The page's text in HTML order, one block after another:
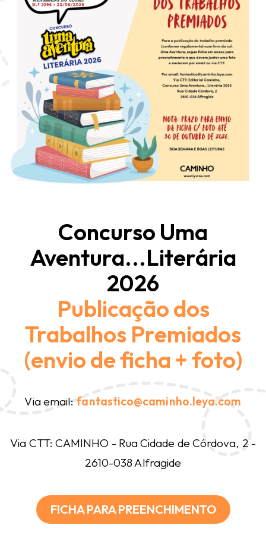
Concurso Uma
Aventura...Literária
2026
Publicação dos
Trabalhos Premiados
(envio de ficha + foto)
Via email:fantastico@caminho.leya.com
Via CTT: CAMINHO - Rua Cidade de Córdova, 2 -
2610-038 Alfragide
FICHA PARA PREENCHIMENTO